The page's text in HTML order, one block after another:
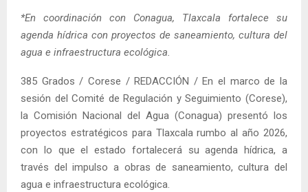
*En coordinación con Conagua, Tlaxcala fortalece su
agenda hídrica con proyectos de saneamiento, cultura del
agua e infraestructura ecológica.
385 Grados / Corese / REDACCIÓN / En el marco de la
sesión del Comité de Regulación y Seguimiento (Corese),
la Comisión Nacional del Agua (Conagua) presentó los
proyectos estratégicos para Tlaxcala rumbo al año 2026,
con lo que el estado fortalecerá su agenda hídrica, a
través del impulso a obras de saneamiento, cultura del
agua e infraestructura ecológica.